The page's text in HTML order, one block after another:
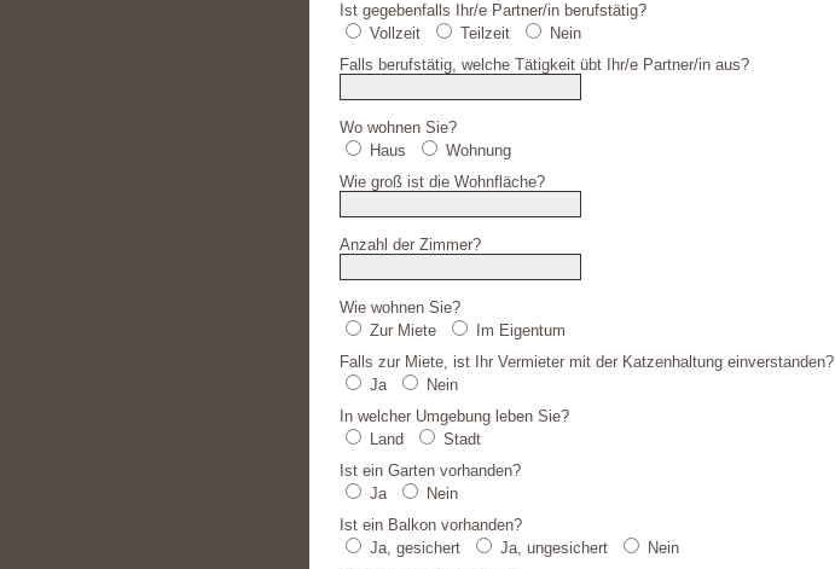
Ist gegebenfalls Ihr/e Partner/in berufstätig?
Vollzeit
Teilzeit
Nein
Falls berufstätig, welche Tätigkeit übt Ihr/e Partner/in aus?
Wo wohnen Sie?
Haus
Wohnung
Wie groß ist die Wohnfläche?
Anzahl der Zimmer?
Wie wohnen Sie?
Zur Miete
Im Eigentum
Falls zur Miete, ist Ihr Vermieter mit der Katzenhaltung einverstanden?
Ja
Nein
In welcher Umgebung leben Sie?
Land
Stadt
Ist ein Garten vorhanden?
Ja
Nein
Ist ein Balkon vorhanden?
Ja, gesichert
Ja, ungesichert
Nein